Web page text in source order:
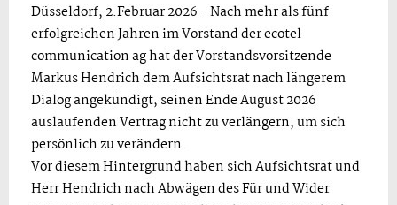
Düsseldorf, 2.Februar 2026 - Nach mehr als fünf
erfolgreichen Jahren im Vorstand der ecotel
communication ag hat der Vorstandsvorsitzende
Markus Hendrich dem Aufsichtsrat nach längerem
Dialog angekündigt, seinen Ende August 2026
auslaufenden Vertrag nicht zu verlängern, um sich
persönlich zu verändern.
Vor diesem Hintergrund haben sich Aufsichtsrat und
Herr Hendrich nach Abwägen des Für und Wider